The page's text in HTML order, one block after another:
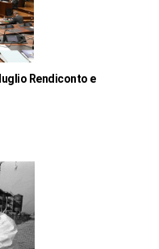
Rendiconto e